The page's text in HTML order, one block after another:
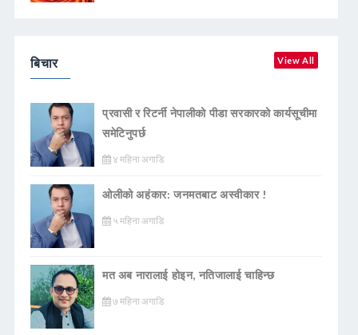
बिचार View All
प्रवासी र रिटर्नी नेपालीको पीडा सरकारको कार्यसूचीमा
समेटिनुपर्छ
४ महिना अगाडि
ओलीको अहंकार: जनमतबाट अस्वीकार !
५ महिना अगाडि
मत अब नारालाई होइन, नतिजालाई चाहिन्छ
७ महिना अगाडि